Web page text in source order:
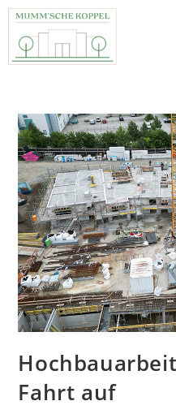
Fahrt auf